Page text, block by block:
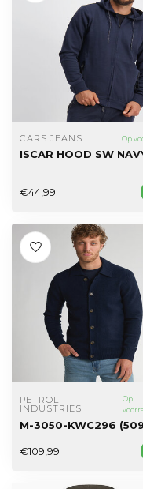
CARS JEANS Op
ISCAR HOOD SW
€44,99
PETROL
INDUSTRIES
Op
M-3050-KWC296
€109,99